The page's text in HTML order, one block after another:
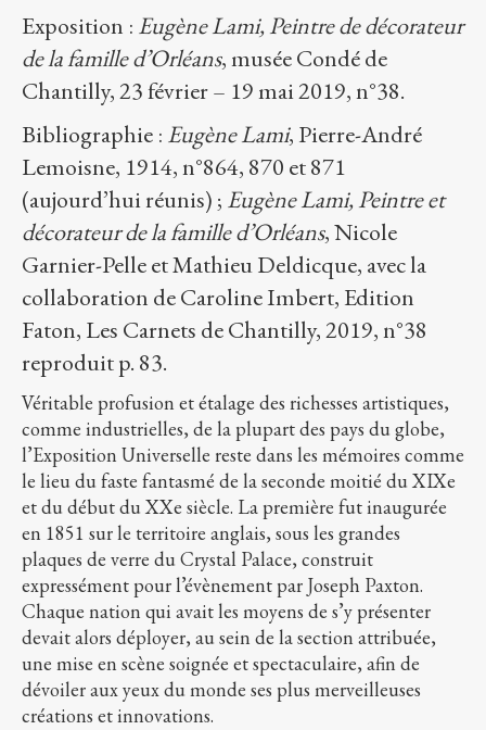
Exposition : Eugène Lami, Peintre de décorateur
de la famille d’Orléans, musée Condé de
Chantilly, 23 février – 19 mai 2019, n°38.
Bibliographie : Eugène Lami, Pierre-André
Lemoisne, 1914, n°864, 870 et 871
(aujourd’hui réunis) ; Eugène Lami, Peintre et
décorateur de la famille d’Orléans, Nicole
Garnier-Pelle et Mathieu Deldicque, avec la
collaboration de Caroline Imbert, Edition
Faton, Les Carnets de Chantilly, 2019, n°38
reproduit p. 83.
Véritable profusion et étalage des richesses artistiques,
comme industrielles, de la plupart des pays du globe,
l’Exposition Universelle reste dans les mémoires comme
le lieu du faste fantasmé de la seconde moitié du XIXe
et du début du XXe siècle. La première fut inaugurée
en 1851 sur le territoire anglais, sous les grandes
plaques de verre du Crystal Palace, construit
expressément pour l’évènement par Joseph Paxton.
Chaque nation qui avait les moyens de s’y présenter
devait alors déployer, au sein de la section attribuée,
une mise en scène soignée et spectaculaire, afin de
dévoiler aux yeux du monde ses plus merveilleuses
créations et innovations.